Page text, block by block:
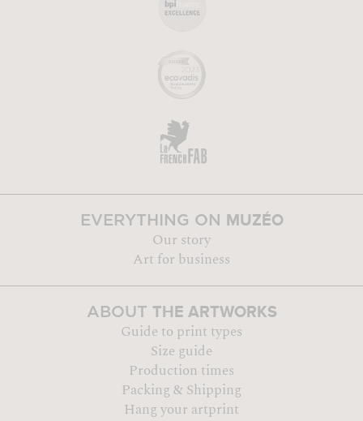
EVERYTHING ON MUZÉO
Our story
Art for business
ABOUT THE ARTWORKS
Guide to print types
Size guide
Production times
Packing & Shipping
Hang your artprint